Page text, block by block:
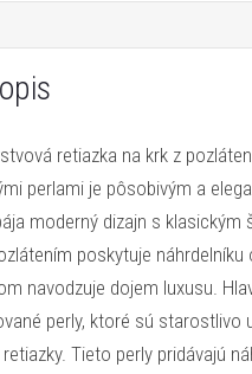
retiazka na krk z
perlami je pôsobivým a
moderný dizajn s klasickým
poskytuje náhrdelníku
navodzuje dojem luxusu.
perly, ktoré sú starostlivo
Tieto perly pridávajú